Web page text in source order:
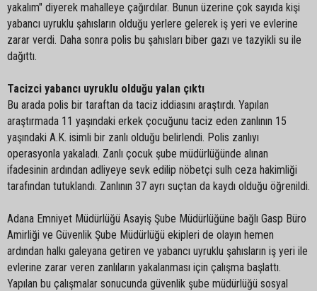
yakalım" diyerek mahalleye çağırdılar. Bunun üzerine çok sayıda kişi
yabancı uyruklu şahısların olduğu yerlere gelerek iş yeri ve evlerine
zarar verdi. Daha sonra polis bu şahısları biber gazı ve tazyikli su ile
dağıttı.
Tacizci yabancı uyruklu olduğu yalan çıktı
Bu arada polis bir taraftan da taciz iddiasını araştırdı. Yapılan
araştırmada 11 yaşındaki erkek çocuğunu taciz eden zanlının 15
yaşındaki A.K. isimli bir zanlı olduğu belirlendi. Polis zanlıyı
operasyonla yakaladı. Zanlı çocuk şube müdürlüğünde alınan
ifadesinin ardından adliyeye sevk edilip nöbetçi sulh ceza hakimliği
tarafından tutuklandı. Zanlının 37 ayrı suçtan da kaydı olduğu öğrenildi.
Adana Emniyet Müdürlüğü Asayiş Şube Müdürlüğüne bağlı Gasp Büro
Amirliği ve Güvenlik Şube Müdürlüğü ekipleri de olayın hemen
ardından halkı galeyana getiren ve yabancı uyruklu şahısların iş yeri ile
evlerine zarar veren zanlıların yakalanması için çalışma başlattı.
Yapılan bu çalışmalar sonucunda güvenlik şube müdürlüğü sosyal